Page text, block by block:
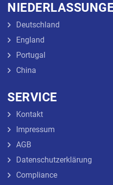
Deutschland
England
Portugal
China
SERVICE
Kontakt
Impressum
AGB
Datenschutzerklärung
Compliance